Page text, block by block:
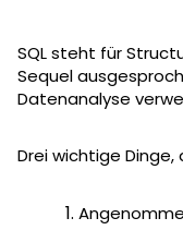
SQL steht für
Sequel
Datenanalyse
Drei wichtige Dinge,